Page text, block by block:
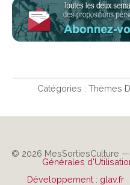
Catégories : Thèmes
© 2026 MesSortiesCulture —
Générales
Développement : glav.fr